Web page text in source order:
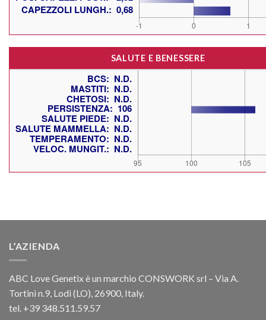
SALUTE E BENESSERE
L’AZIENDA
ABC Love Genetix è un marchio CONSWORK srl – Via A.
Tortini n.9, Lodi (LO), 26900, Italy.
tel. +39 348.511.59.57